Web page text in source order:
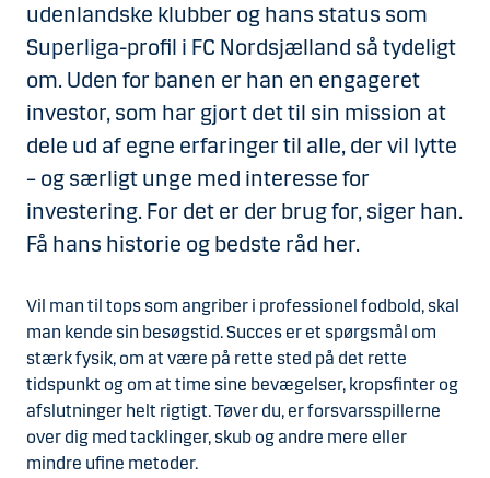
udenlandske klubber og hans status som
Superliga-profil i FC Nordsjælland så tydeligt
om. Uden for banen er han en engageret
investor, som har gjort det til sin mission at
dele ud af egne erfaringer til alle, der vil lytte
– og særligt unge med interesse for
investering. For det er der brug for, siger han.
Få hans historie og bedste råd her.
Vil man til tops som angriber i professionel fodbold, skal
man kende sin besøgstid. Succes er et spørgsmål om
stærk fysik, om at være på rette sted på det rette
tidspunkt og om at time sine bevægelser, kropsfinter og
afslutninger helt rigtigt. Tøver du, er forsvarsspillerne
over dig med tacklinger, skub og andre mere eller
mindre ufine metoder.